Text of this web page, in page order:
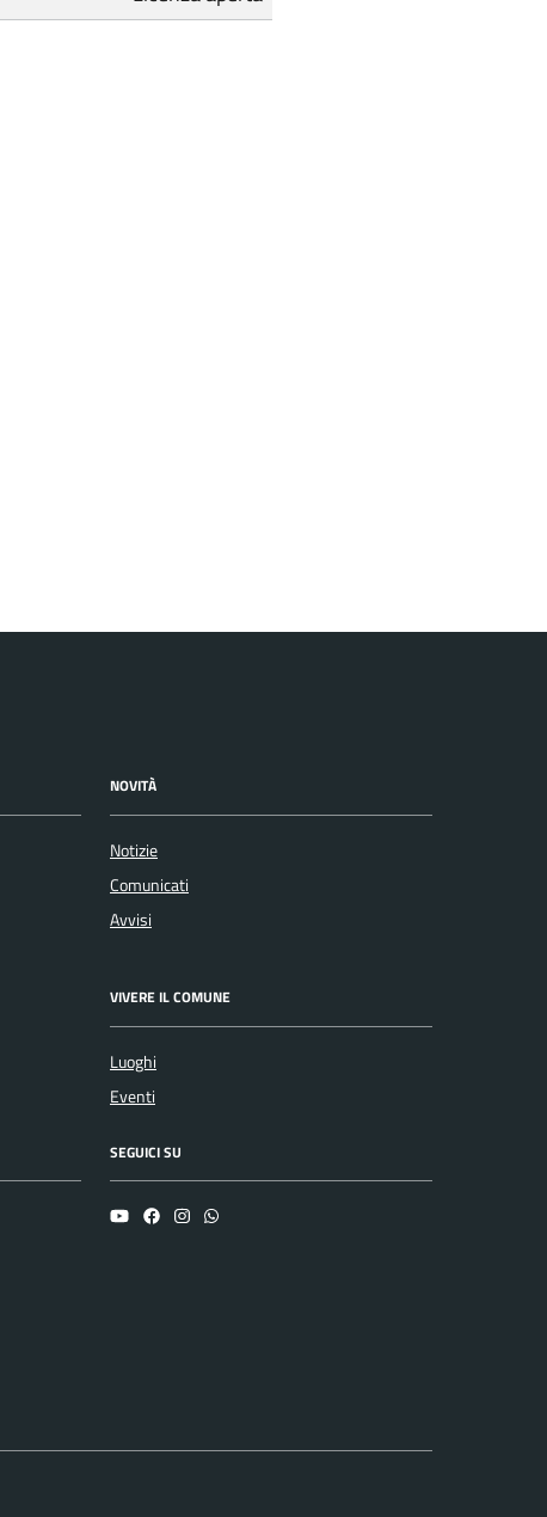
NOVITÀ
Notizie
Comunicati
Avvisi
VIVERE IL COMUNE
Luoghi
Eventi
SEGUICI SU
YouTubeFacebookInstagramWhatsapp